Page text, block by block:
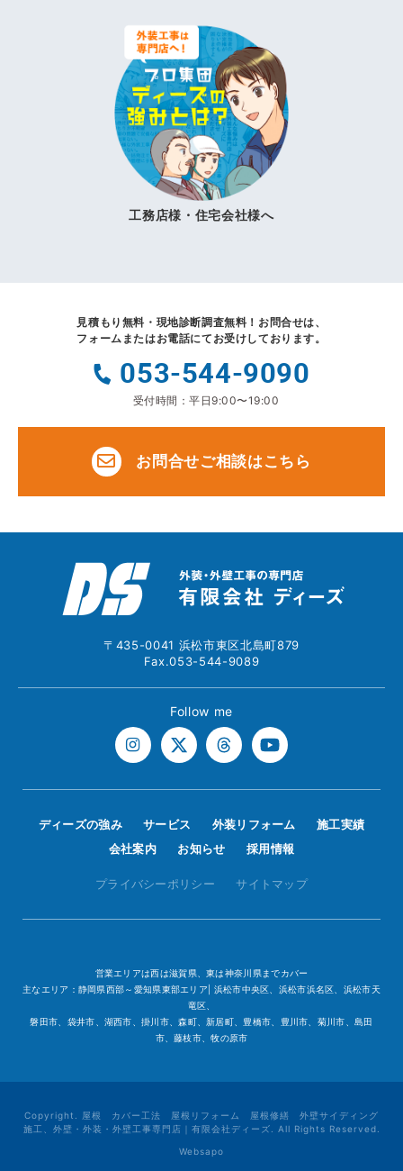
工務店様・住宅会社様へ
見積もり無料・現地診断調査無料！ お問合せは、
フォームまたはお電話にてお受けしております。
053-544-9090
受付時間：平日9:00〜19:00
お問合せご相談はこちら
〒435-0041 浜松市東区北島町879
Fax.053-544-9089
Follow me
ディーズの強み サービス 外装リフォーム
施工実績
会社案内
お知らせ 採用情報
プライバシーポリシー サイトマップ
営業エリアは西は滋賀県、東は神奈川県までカバー
主なエリア：静岡県西部～愛知県東部エリア| 浜松市中央区、浜松市浜名区、浜松市天
竜区、
磐田市、袋井市、湖西市、掛川市、森町、新居町、豊橋市、豊川市、菊川市、島田
市、藤枝市、牧の原市
Copyright. 屋根 カバー工法 屋根リフォーム 屋根修繕 外壁サイディング
施工、外壁・外装・外壁工事専門店｜有限会社ディーズ. All Rights Reserved.
Websapo